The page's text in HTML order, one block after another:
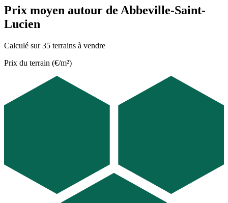
Prix moyen autour de Abbeville-Saint-
Lucien
Calculé sur 35 terrains à vendre
Prix du terrain (€/m²)